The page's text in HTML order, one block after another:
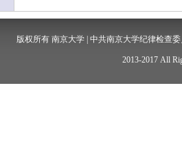
版权所有 南京大学 | 中共南京大学纪律检查
2013-2017 All